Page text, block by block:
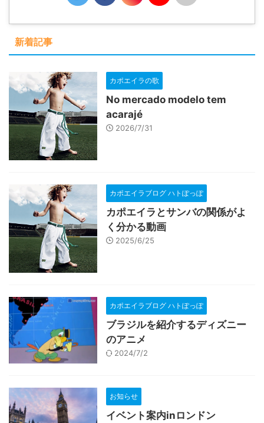
新着記事
カポエイラの歌
No mercado modelo tem
acarajé
2026/7/31
カポエイラブログ ハトぽっぽ
カポエイラとサンバの関係がよ
く分かる動画
2025/6/25
カポエイラブログ ハトぽっぽ
ブラジルを紹介するディズニー
のアニメ
2024/7/2
お知らせ
イベント案内inロンドン